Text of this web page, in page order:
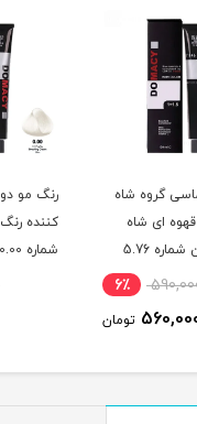
گروه شاه
ای شاه
بلوطی روشن شماره 5.76
6٪
تومان
رنگ مو
کننده